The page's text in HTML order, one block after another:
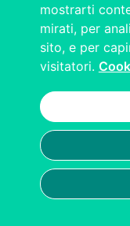
mostrarti
mirati, per
sito, e per
visitatori.